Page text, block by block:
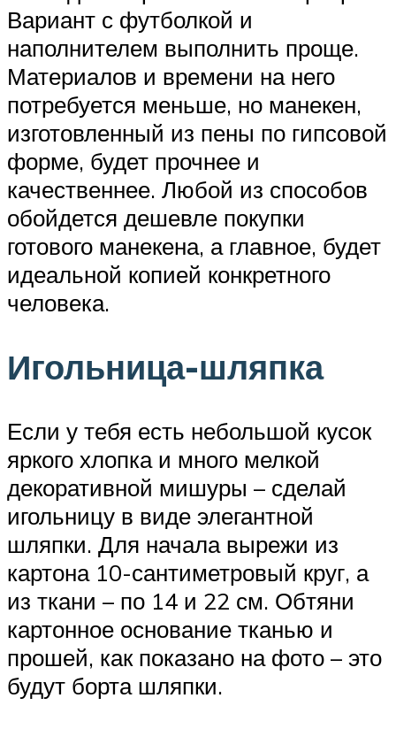
Вариант с футболкой и
наполнителем выполнить проще.
Материалов и времени на него
потребуется меньше, но манекен,
изготовленный из пены по гипсовой
форме, будет прочнее и
качественнее. Любой из способов
обойдется дешевле покупки
готового манекена, а главное, будет
идеальной копией конкретного
человека.
Игольница-шляпка
Если у тебя есть небольшой кусок
яркого хлопка и много мелкой
декоративной мишуры – сделай
игольницу в виде элегантной
шляпки. Для начала вырежи из
картона 10-сантиметровый круг, а
из ткани – по 14 и 22 см. Обтяни
картонное основание тканью и
прошей, как показано на фото – это
будут борта шляпки.